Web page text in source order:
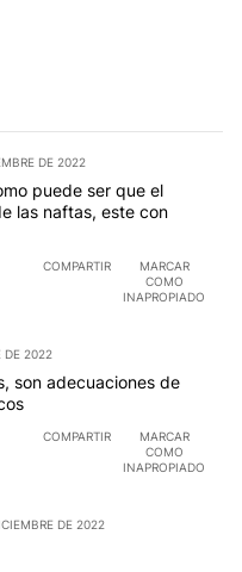
DE 2022
puede ser que el
las naftas, este con
COMPARTIR
MARCAR
COMO
INAPROPIADO
DE 2022
son adecuaciones de
COMPARTIR
MARCAR
COMO
INAPROPIADO
DE 2022